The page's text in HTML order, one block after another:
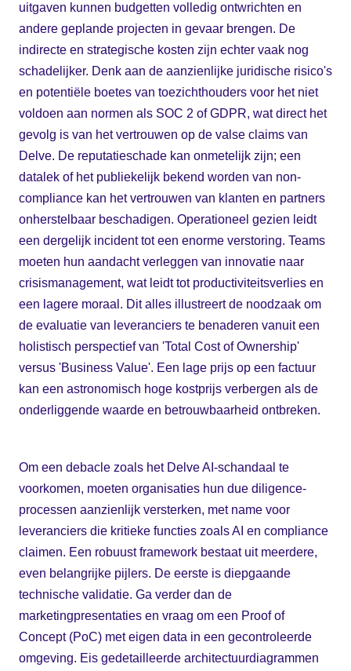
uitgaven kunnen budgetten volledig ontwrichten en
andere geplande projecten in gevaar brengen. De
indirecte en strategische kosten zijn echter vaak nog
schadelijker. Denk aan de aanzienlijke juridische risico's
en potentiële boetes van toezichthouders voor het niet
voldoen aan normen als SOC 2 of GDPR, wat direct het
gevolg is van het vertrouwen op de valse claims van
Delve. De reputatieschade kan onmetelijk zijn; een
datalek of het publiekelijk bekend worden van non-
compliance kan het vertrouwen van klanten en partners
onherstelbaar beschadigen. Operationeel gezien leidt
een dergelijk incident tot een enorme verstoring. Teams
moeten hun aandacht verleggen van innovatie naar
crisismanagement, wat leidt tot productiviteitsverlies en
een lagere moraal. Dit alles illustreert de noodzaak om
de evaluatie van leveranciers te benaderen vanuit een
holistisch perspectief van 'Total Cost of Ownership'
versus 'Business Value'. Een lage prijs op een factuur
kan een astronomisch hoge kostprijs verbergen als de
onderliggende waarde en betrouwbaarheid ontbreken.
Om een debacle zoals het Delve AI-schandaal te
voorkomen, moeten organisaties hun due diligence-
processen aanzienlijk versterken, met name voor
leveranciers die kritieke functies zoals AI en compliance
claimen. Een robuust framework bestaat uit meerdere,
even belangrijke pijlers. De eerste is diepgaande
technische validatie. Ga verder dan de
marketingpresentaties en vraag om een Proof of
Concept (PoC) met eigen data in een gecontroleerde
omgeving. Eis gedetailleerde architectuurdiagrammen